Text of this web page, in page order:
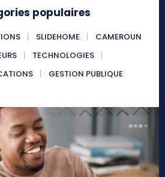
populaires
SLIDEHOME
CAMEROUN
TECHNOLOGIES
GESTION PUBLIQUE